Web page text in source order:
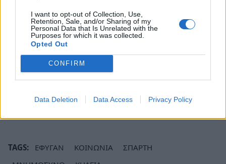
I want to opt-out of Collection, Use,
Retention, Sale, and/or Sharing of my
Personal Data that Is Unrelated with the
Purposes for which it was collected.
Opted Out
CONFIRM
Data Deletion Data Access Privacy Policy
Η στήλη «Έφυγαν από κοντά μας» στη Σπάρτη
ενημερώνεται κάθε εβδομάδα. Δείτε όλες τις
αναρτήσεις εδώ:Σπάρτη: Έφυγαν από κοντά μας
– Συνεχής ενημέρωση
notospress.gr
στο Google News και
TAGS: ΕΦΥΓΑΝ ΚΟΙΝΩΝΙΑ
ΣΠΑΡΤΗ